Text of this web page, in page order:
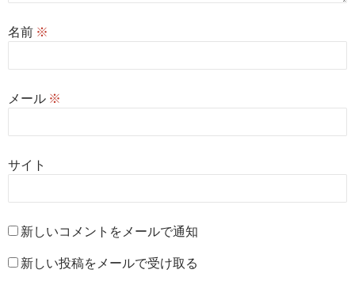
名前 ※
メール ※
サイト
新しいコメントをメールで通知
新しい投稿をメールで受け取る